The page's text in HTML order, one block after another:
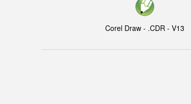
Corel Draw - .CDR - V13